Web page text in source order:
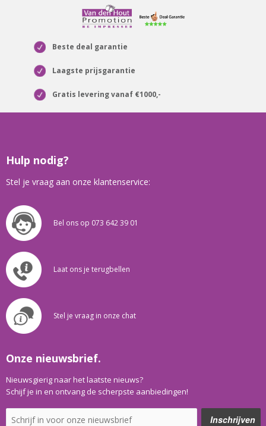
Beste deal garantie
Laagste prijsgarantie
Gratis levering vanaf €1000,-
Hulp nodig?
Stel je vraag aan onze klantenservice:
Bel ons op 073 642 39 01
Laat ons je terugbellen
Stel je vraag in onze chat
Onze nieuwsbrief.
Nieuwsgierig naar het laatste nieuws?
Schijf je in en ontvang de scherpste aanbiedingen!